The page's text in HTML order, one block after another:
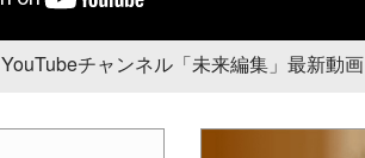
YouTubeチャンネル「未来編集」最新動画